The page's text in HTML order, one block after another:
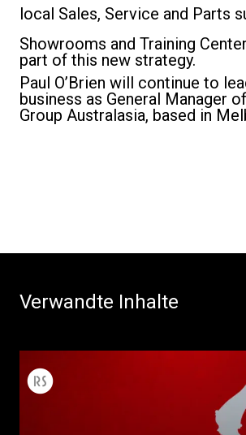
local Sales, Service and Parts
Showrooms and Training
part of this new strategy.
Paul O’Brien will continue to
business as General Manager
Group Australasia, based in
Verwandte Inhalte